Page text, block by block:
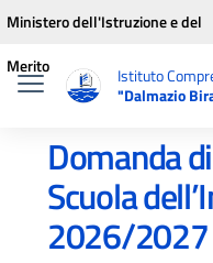
Vai ai contenuti
Vai al menu di navigazione
Vai al footer
Ministero dell'Istruzione e del
Merito
Istituto
"Dalmazio
Domanda
Scuola
2026/2027